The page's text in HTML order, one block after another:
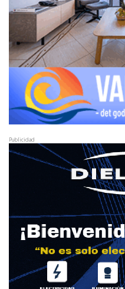
Publicidad